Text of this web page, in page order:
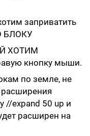
заприватить
БЛОКУ
ХОТИМ
кнопку мыши.
по земле, не
//expand 50 up и
расширен на